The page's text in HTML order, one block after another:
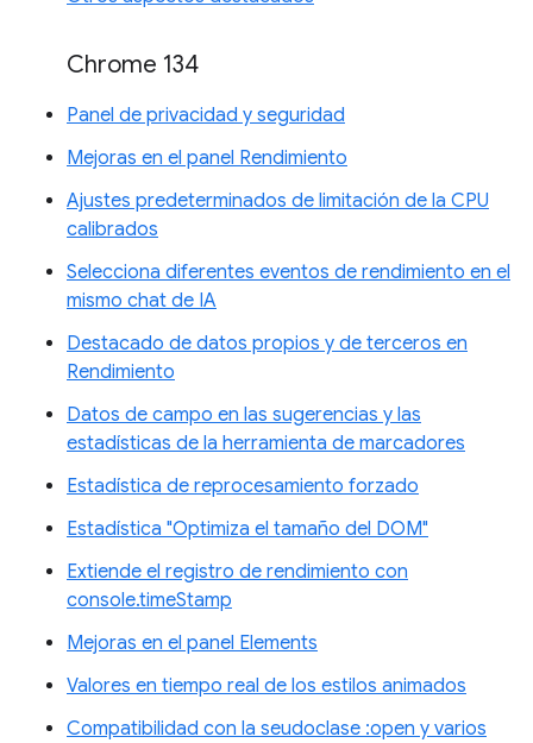
Chrome 134
Panel de privacidad y seguridad
Mejoras en el panel Rendimiento
Ajustes predeterminados de limitación de la CPU
calibrados
Selecciona diferentes eventos de rendimiento en el
mismo chat de IA
Destacado de datos propios y de terceros en
Rendimiento
Datos de campo en las sugerencias y las
estadísticas de la herramienta de marcadores
Estadística de reprocesamiento forzado
Estadística "Optimiza el tamaño del DOM"
Extiende el registro de rendimiento con
console.timeStamp
Mejoras en el panel Elements
Valores en tiempo real de los estilos animados
Compatibilidad con la seudoclase :open y varios